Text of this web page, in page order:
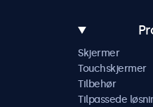
Skjermer
Touchskjermer
Tilbehør
Tilpassede